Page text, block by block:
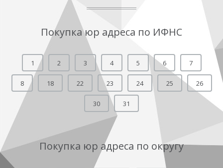
Покупка юр адреса по ИФНС
1 2 3 4 5 6 7
8 18 22 23 24 25 26
30 31
Покупка юр адреса по округу